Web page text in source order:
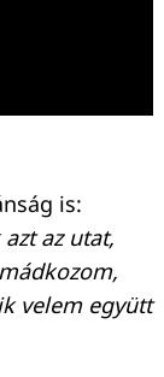
is:
az utat,
velem együtt